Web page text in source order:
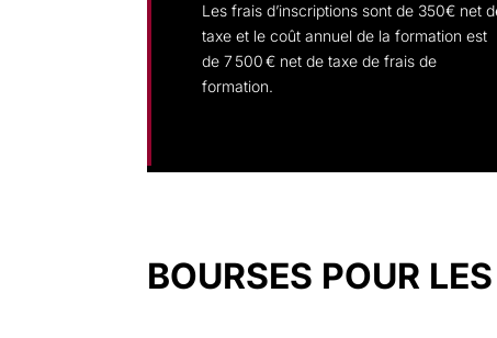
Les frais d’inscriptions sont de 350€ net
taxe et le coût annuel de la formation est
de 7 500 € net de taxe de frais de
formation.
BOURSES POUR